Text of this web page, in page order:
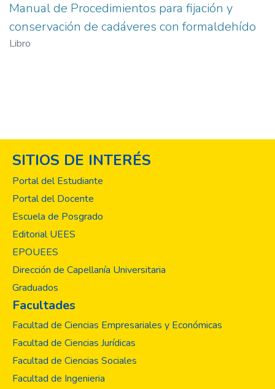
Manual de Procedimientos para fijación y
conservación de cadáveres con formaldehído
Libro
SITIOS DE INTERÉS
Portal del Estudiante
Portal del Docente
Escuela de Posgrado
Editorial UEES
EPOUEES
Dirección de Capellanía Universitaria
Graduados
Facultades
Facultad de Ciencias Empresariales y Económicas
Facultad de Ciencias Jurídicas
Facultad de Ciencias Sociales
Facultad de Ingenieria